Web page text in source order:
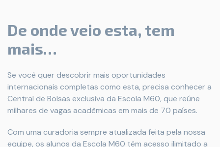
De onde veio esta, tem
mais…
Se você quer descobrir mais oportunidades
internacionais completas como esta, precisa conhecer a
Central de Bolsas exclusiva da Escola M60, que reúne
milhares de vagas acadêmicas em mais de 70 países.
Com uma curadoria sempre atualizada feita pela nossa
equipe, os alunos da Escola M60 têm acesso ilimitado a